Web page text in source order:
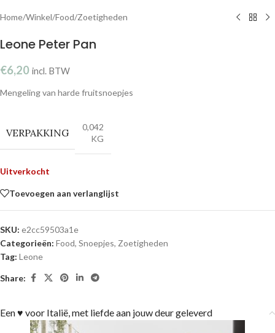
Home/Winkel/Food/Zoetigheden
Leone Peter Pan
€6,20 incl. BTW
Mengeling van harde fruitsnoepjes
VERPAKKING
0,042
KG
Uitverkocht
Toevoegen aan verlanglijst
SKU: e2cc59503a1e
Categorieën: Food, Snoepjes, Zoetigheden
Tag: Leone
Share:
Een ♥ voor Italië, met liefde aan jouw deur geleverd